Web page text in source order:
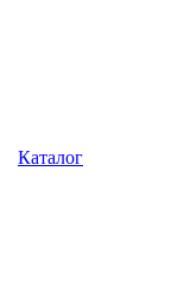
Каталог